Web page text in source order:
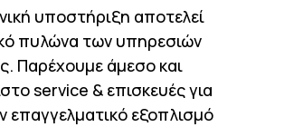
υποστήριξη αποτελεί
πυλώνα των υπηρεσιών
Παρέχουμε άμεσο και
service & επισκευές για
επαγγελματικό εξοπλισμό